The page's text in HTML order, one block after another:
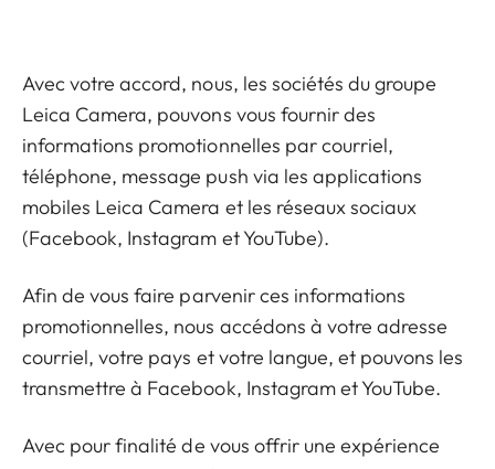
Avec votre accord, nous, les sociétés dugroupe
Leica Camera, pouvons vous fournir des
informations promotionnelles par courriel,
téléphone, message push via les applications
mobiles Leica Camera et les réseaux sociaux
(Facebook, Instagram et YouTube).
Afin de vous faire parvenir ces informations
promotionnelles, nous accédons à votre adresse
courriel, votre pays et votre langue, et pouvons les
transmettre à Facebook, Instagram et YouTube.
Avec pour finalité de vous offrir une expérience